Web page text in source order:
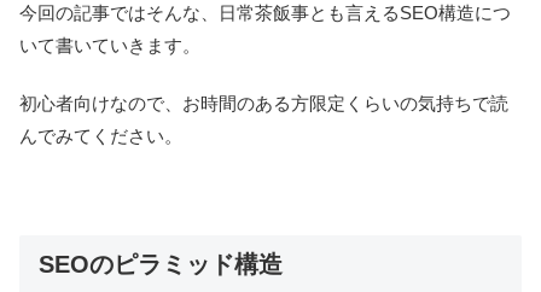
今回の記事ではそんな、日常茶飯事とも言えるSEO構造につ
いて書いていきます。
初心者向けなので、お時間のある方限定くらいの気持ちで読
んでみてください。
SEOのピラミッド構造